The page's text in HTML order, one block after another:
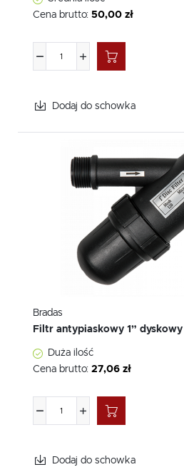
bezproblemowe użytkowanie.
Naszeprodukty Bradassą dostępne w
konkurencyjnych cenach, co sprawia, że
nowoczesnych technologii.
do naszego newslettera, dzięki
otrzymać 5% rabatu na pierwsze
okazja, aby na bieżąco śledzić
oraz korzystać z specjalnych
regularnie przygotowujemy dla
Zapraszamy do skorzystania z naszej
gwarantujemy, że każdy produkt z
Państwa oczekiwania, łącząc
doskonałym wykonaniem. Odkryjcie
jakość, które dostępne są w
wiele możemy zaoferować dla
Naszeprodukty Bradas
wiele lat.
Cena brutto: 50,00 zł
Dodaj do schowka
Bradas
Filtr antypiaskowy 1”
Duża ilość
Cena brutto: 27,06 zł
Dodaj do schowka